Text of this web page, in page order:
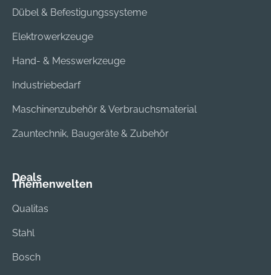
Dübel & Befestigungssysteme
Elektrowerkzeuge
Hand- & Messwerkzeuge
Industriebedarf
Maschinenzubehör & Verbrauchsmaterial
Zauntechnik, Baugeräte & Zubehör
Deals
Themenwelten
Qualitas
Stahl
Bosch